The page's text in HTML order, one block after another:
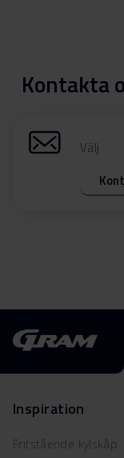
Kontakta
Välj
Inspiration
Fritstående kylskåp